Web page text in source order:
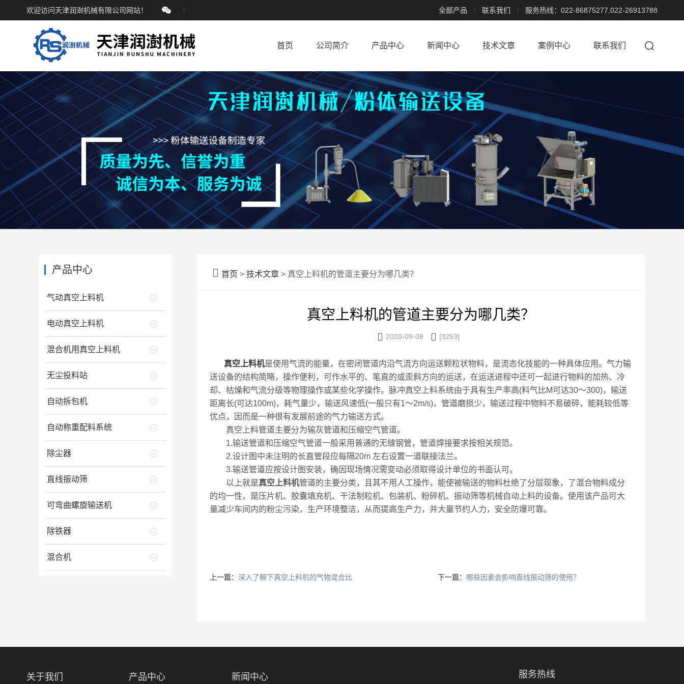
欢迎访问天津润澍机械有限公司网站！ 全部产品 联系我们 服务热线：022-86875277,022-26913788
首页 公司简介 产品中心 新闻中心 技术文章 案例中心 联系我们
 首页 > 技术文章 > 真空上料机的管道主要分为哪几类？
真空上料机的管道主要分为哪几类？
 2020-09-08  [3253]
真空上料机是使用气流的能量，在密闭管道内沿气流方向运送颗粒状物料，是流态化技能的一种具体应用。气力输
送设备的结构简略，操作便利，可作水平的、笔直的或歪斜方向的运送，在运送进程中还可一起进行物料的加热、冷
却、枯燥和气流分级等物理操作或某些化学操作。脉冲真空上料系统由于具有生产率高(料气比M可达30～300)，输送
距离长(可达100m)，耗气量少，输送风速低(一般只有1～2m/s)，管道磨损少，输送过程中物料不易破碎，能耗较低等
优点，因而是一种很有发展前途的气力输送方式。
真空上料管道主要分为输灰管道和压缩空气管道。
1.输送管道和压缩空气管道一般采用普通的无缝钢管，管道焊接要求按相关规范。
2.设计图中未注明的长直管段应每隔20m 左右设置一道联接法兰。
3.输送管道应按设计图安装，确因现场情况需变动必须取得设计单位的书面认可。
以上就是真空上料机管道的主要分类，且其不用人工操作，能使被输送的物料杜绝了分层现象，了混合物料成分
的均一性，是压片机、胶囊填充机、干法制粒机、包装机、粉碎机、振动筛等机械自动上料的设备。使用该产品可大
量减少车间内的粉尘污染，生产环境整洁，从而提高生产力，并大量节约人力，安全防爆可靠。
上一篇： 深入了解下真空上料机的气物混合比 下一篇： 哪些因素会影响直线振动筛的使用？
产品中心
气动真空上料机
电动真空上料机
混合机用真空上料机
无尘投料站
自动拆包机
自动称重配料系统
除尘器
直线振动筛
可弯曲螺旋输送机
除铁器
混合机
关于我们 产品中心 新闻中心 服务热线